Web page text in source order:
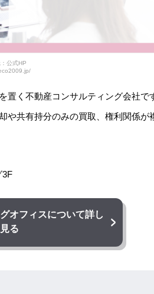
公式HP
置く不動産コンサルティング会社で
や共有持分のみの買取、権利関係が
3F
オフィスについて詳し
る